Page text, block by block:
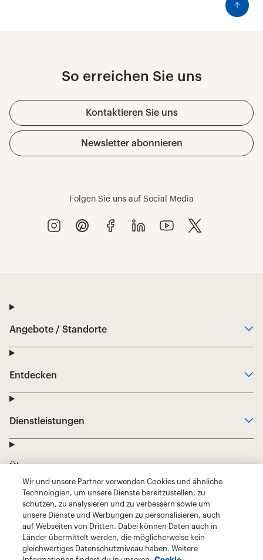
Wir und unsere Partner verwenden Cookies und ähnliche
Technologien, um unsere Dienste bereitzustellen, zu
schützen, zu analysieren und zu verbessern sowie um
unsere Dienste und Werbungen zu personalisieren, auch
auf Webseiten von Dritten. Dabei können Daten auch in
Länder übermittelt werden, die möglicherweise kein
gleichwertiges Datenschutzniveau haben. Weitere